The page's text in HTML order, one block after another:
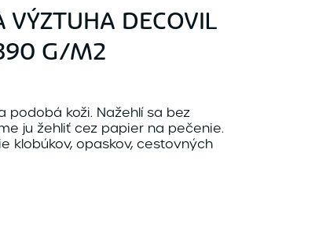
VÝZTUHA DECOVIL
G/M2
podobá koži. Nažehlí sa bez
ju žehliť cez papier na pečenie.
klobúkov, opaskov, cestovných